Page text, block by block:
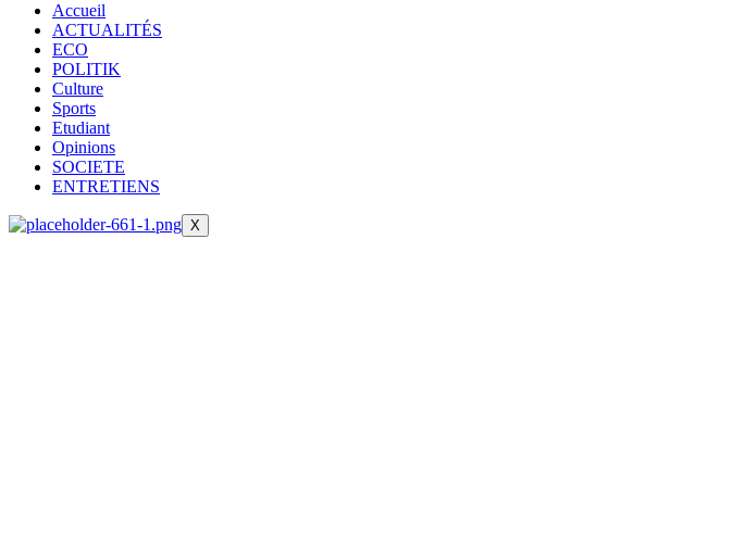
Accueil
ACTUALITÉS
ECO
POLITIK
Culture
Sports
Etudiant
Opinions
SOCIETE
ENTRETIENS
X